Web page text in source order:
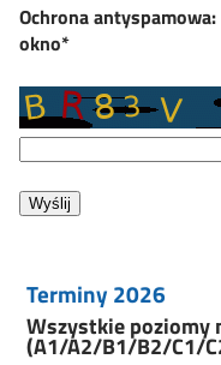
Ochrona
okno*
Terminy 2026
Wszystkie poziomy
(A1/A2/B1/B2/C1/